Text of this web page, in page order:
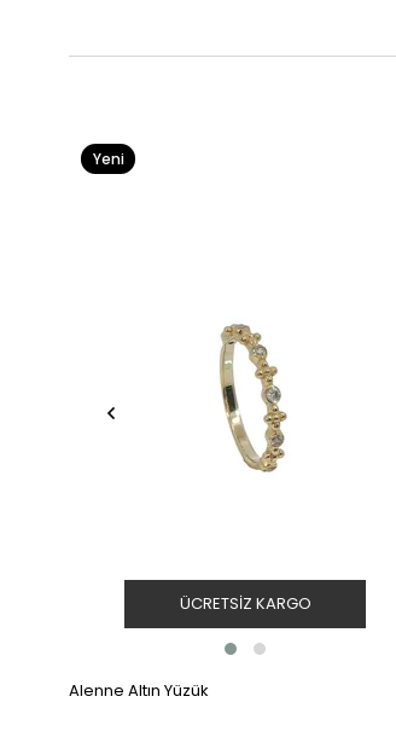
Alenne Altın Yüzük
ÜCRETSIZ KARGO
Yeni